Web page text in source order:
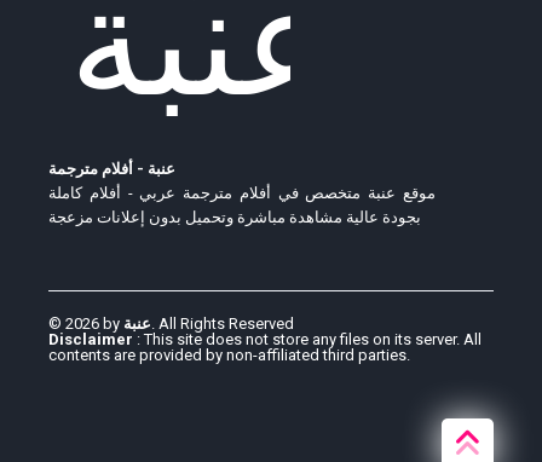
عنبة - أفلام مترجمة
موقع عنبة متخصص في أفلام مترجمة عربي - أفلام كاملة
بجودة عالية مشاهدة مباشرة وتحميل بدون إعلانات مزعجة
© 2026 by عنبة. All Rights Reserved
Disclaimer : This site does not store any files on its server. All
contents are provided by non-affiliated third parties.